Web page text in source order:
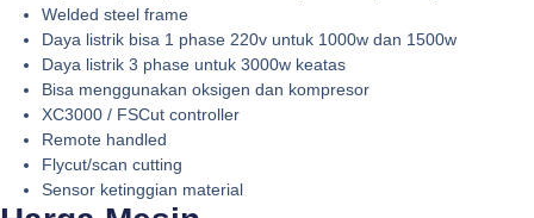
Welded steel frame
Daya listrik bisa 1 phase 220v untuk 1000w dan 1500w
Daya listrik 3 phase untuk 3000w keatas
Bisa menggunakan oksigen dan kompresor
XC3000 / FSCut controller
Remote handled
Flycut/scan cutting
Sensor ketinggian material